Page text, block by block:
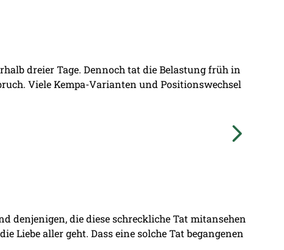
dreier Tage. Dennoch tat die Belastung früh in
Viele Kempa-Varianten und Positionswechsel
denjenigen, die diese schreckliche Tat mitansehen
Liebe aller geht. Dass eine solche Tat begangenen